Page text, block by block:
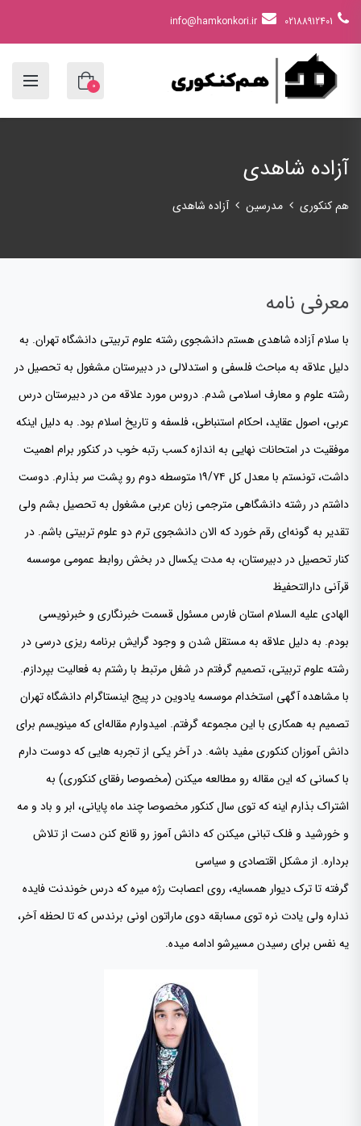
02188912401
info@hamkonkori.ir
0
آزاده شاهدی
هم کنکوری مدرسین آزاده شاهدی
معرفی نامه
با سلام آزاده شاهدی هستم دانشجوی رشته علوم تربیتی دانشگاه تهران. به
دلیل علاقه به مباحث فلسفی و استدلالی در دبیرستان مشغول به تحصیل در
رشته علوم و معارف اسلامی شدم. دروس مورد علاقه من در دبیرستان درس
عربی، اصول عقاید، احکام استنباطی، فلسفه و تاریخ اسلام بود. به دلیل اینکه
موفقیت در امتحانات نهایی به اندازه کسب رتبه خوب در کنکور برام اهمیت
داشت، تونستم با معدل کل ۱۹/۷۴ متوسطه دوم رو پشت سر بذارم. دوست
داشتم در رشته دانشگاهی مترجمی زبان عربی مشغول به تحصیل بشم ولی
تقدیر به گونه‌ای رقم خورد که الان دانشجوی ترم دو علوم تربیتی باشم. در
کنار تحصیل در دبیرستان، به مدت یکسال در بخش روابط عمومی موسسه
قرآنی دارالتحفیظ
الهادی علیه السلام استان فارس مسئول قسمت خبرنگاری و خبرنویسی
بودم. به دلیل علاقه به مستقل شدن و وجود گرایش برنامه ریزی درسی در
رشته علوم تربیتی، تصمیم گرفتم در شغل مرتبط با رشتم به فعالیت بپردازم.
با مشاهده آگهی استخدام موسسه یادوین در پیج اینستاگرام دانشگاه تهران
تصمیم به همکاری با این مجموعه گرفتم. امیدوارم مقاله‌ای که مینویسم برای
دانش آموزان کنکوری مفید باشه. در آخر یکی از تجربه هایی که دوست دارم
با کسانی که این مقاله رو مطالعه میکنن (مخصوصا رفقای کنکوری) به
اشتراک بذارم اینه که توی سال کنکور مخصوصا چند ماه پایانی، ابر و باد و مه
و خورشید و فلک تبانی میکنن که دانش آموز رو قانع کنن دست از تلاش
برداره. از مشکل اقتصادی و سیاسی
گرفته تا ترک دیوار همسایه، روی اعصابت رژه میره که درس خوندنت فایده
نداره ولی یادت نره توی مسابقه دوی ماراتون اونی برندس که تا لحظه آخر،
یه نفس برای رسیدن مسیرشو ادامه میده.